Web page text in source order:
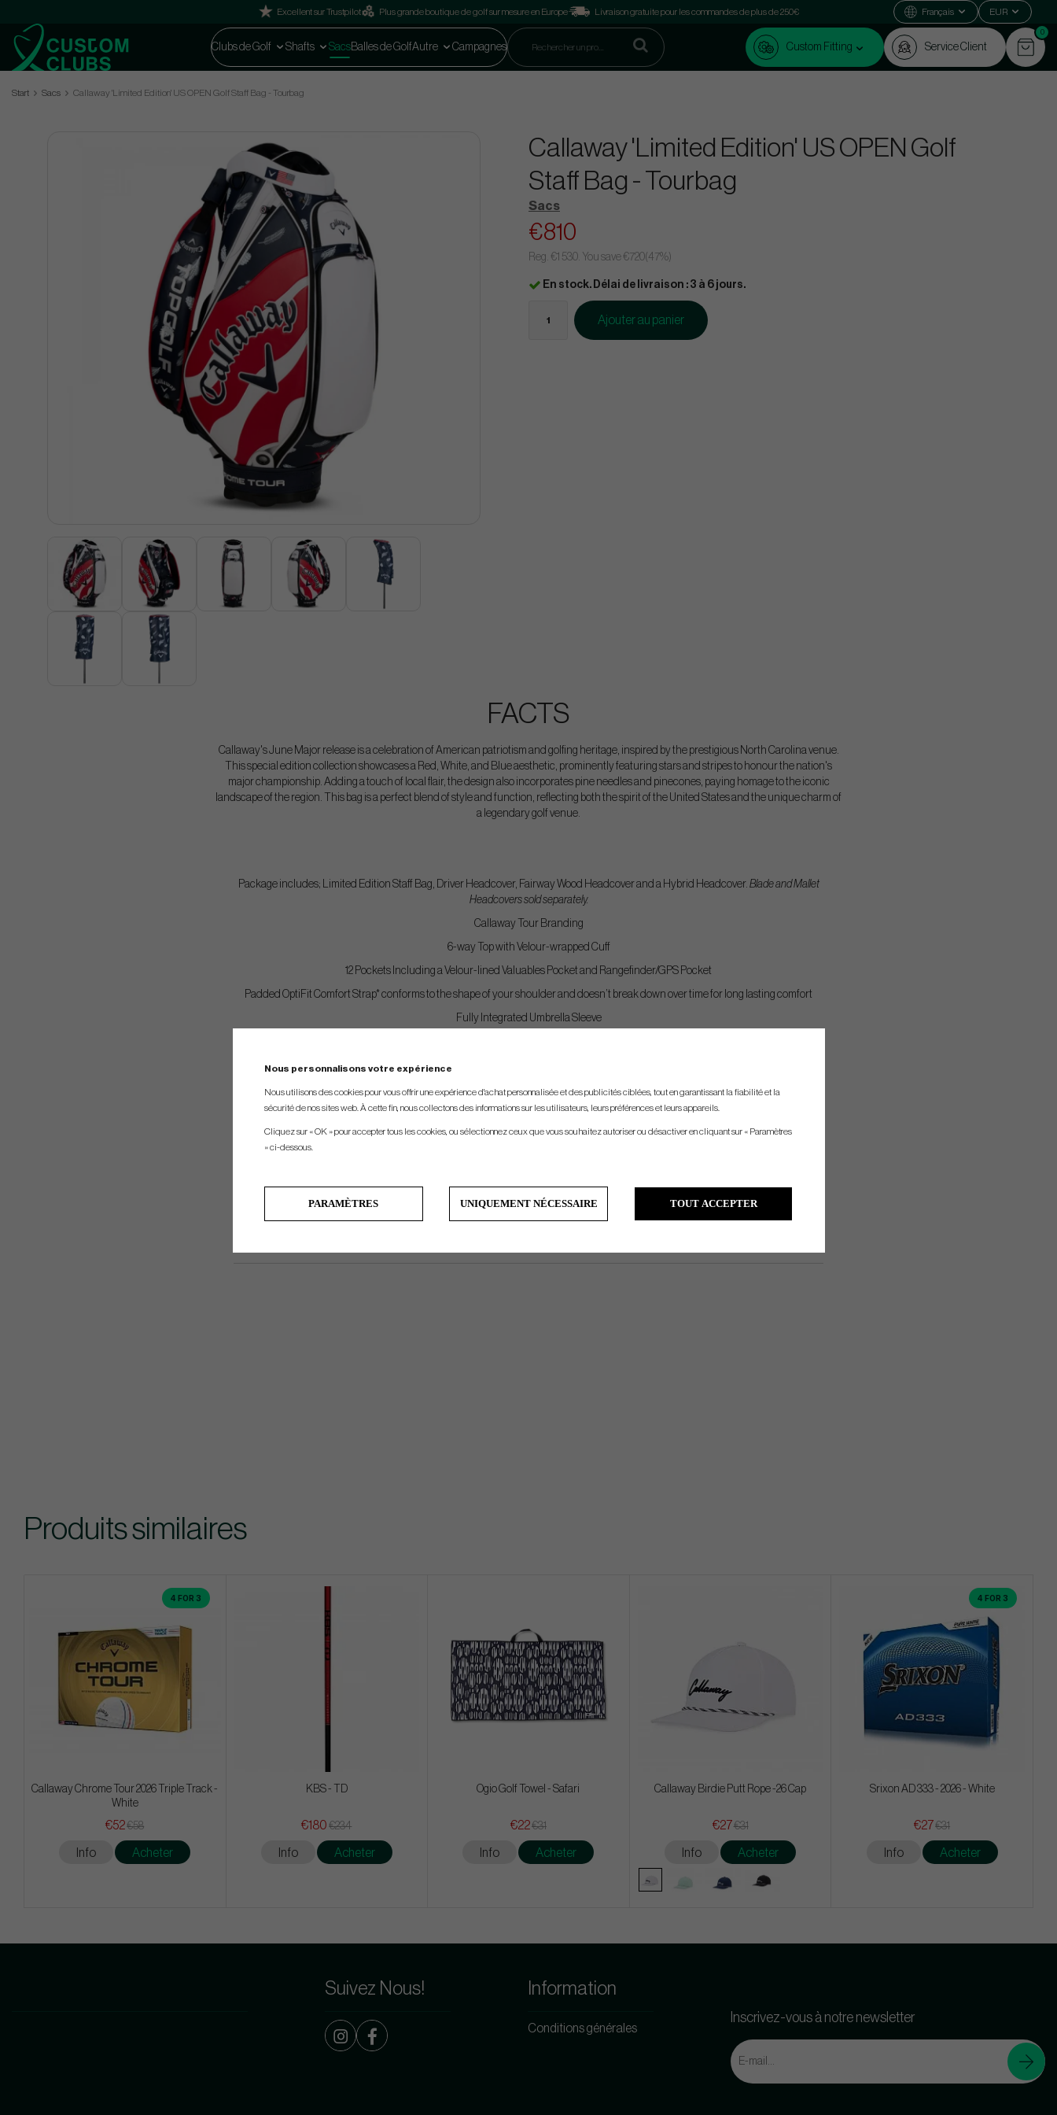
Excellent sur Trustpilot Plus grande boutique de golf sur mesure en Europe Livraison gratuite pour les commandes de plus de 250€ Français EUR
Clubs de Golf Shafts SacsBalles de GolfAutre Campagnes Custom Fitting Service Client
0
Start Sacs Callaway 'Limited Edition' US OPEN Golf Staff Bag - Tourbag
Callaway 'Limited Edition' US OPEN Golf
Staff Bag - Tourbag
Sacs
€810
Reg. €1 530. You save €720(47%)
En stock. Délai de livraison : 3 à 6 jours.
Ajouter au panier
FACTS
Callaway's June Major release is a celebration of American patriotism and golfing heritage, inspired by the prestigious North Carolina venue.
This special edition collection showcases a Red, White, and Blue aesthetic, prominently featuring stars and stripes to honour the nation's
major championship. Adding a touch of local flair, the design also incorporates pine needles and pinecones, paying homage to the iconic
landscape of the region. This bag is a perfect blend of style and function, reflecting both the spirit of the United States and the unique charm of
a legendary golf venue.
Package includes; Limited Edition Staff Bag, Driver Headcover, Fairway Wood Headcover and a Hybrid Headcover. Blade and Mallet
Headcovers sold separately.
Callaway Tour Branding
6-way Top with Velour-wrapped Cuff
12 Pockets Including a Velour-lined Valuables Pocket and Rangefinder/GPS Pocket
Padded OptiFit Comfort Strap* conforms to the shape of your shoulder and doesn’t break down over time for long lasting comfort
Fully Integrated Umbrella Sleeve
Weight: 11 lbs
Produits similaires
4 FOR 3
Callaway Chrome Tour 2026 Triple Track -
White
€52€58
Info Acheter
KBS - TD
€180 €234
Info Acheter
Ogio Golf Towel - Safari
€22€31
Info Acheter
Callaway Birdie Putt Rope -26 Cap
€27€31
Info Acheter
4 FOR 3
Srixon AD 333 - 2026 - White
€27€31
Info Acheter
Suivez Nous! Information
Conditions générales
Inscrivez-vous à notre newsletter
Nous personnalisons votre expérience
Nous utilisons des cookies pour vous offrir une expérience d'achat personnalisée et des publicités ciblées, tout en garantissant la fiabilité et la
sécurité de nos sites web. À cette fin, nous collectons des informations sur les utilisateurs, leurs préférences et leurs appareils.
Cliquez sur « OK » pour accepter tous les cookies, ou sélectionnez ceux que vous souhaitez autoriser ou désactiver en cliquant sur « Paramètres
» ci-dessous.
PARAMÈTRES UNIQUEMENT NÉCESSAIRE TOUT ACCEPTER